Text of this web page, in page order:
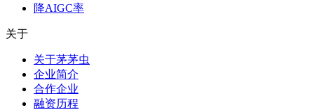
降AIGC率
关于
关于茅茅虫
企业简介
合作企业
融资历程